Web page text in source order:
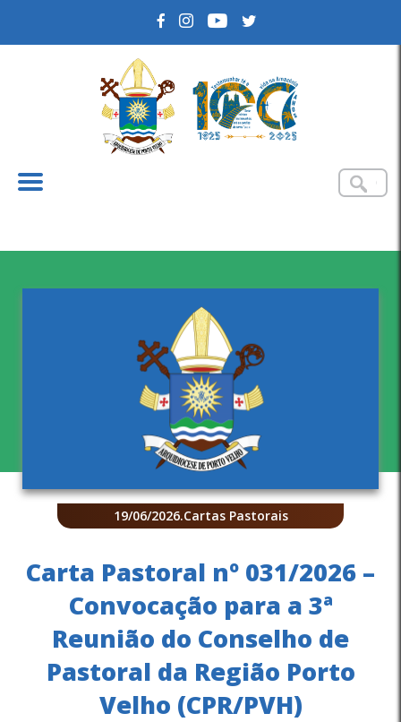
19/06/2026.Cartas Pastorais
Carta Pastoral nº 031/2026 –
Convocação para a 3ª
Reunião do Conselho de
Pastoral da Região Porto
Velho (CPR/PVH)